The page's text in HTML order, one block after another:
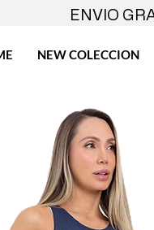
NEW COLECCION
ENVIO